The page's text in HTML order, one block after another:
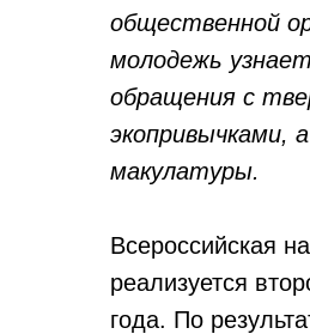
общественной
молодежь
обращения с
экопривычками,
макулатуры.
Всероссийская
реализуется
года. По